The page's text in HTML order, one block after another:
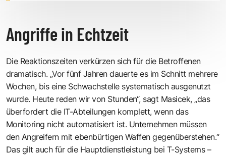
Angriffe in Echtzeit
Die Reaktionszeiten verkürzen sich für die Betroffenen
dramatisch. „Vor fünf Jahren dauerte es im Schnitt mehrere
Wochen, bis eine Schwachstelle systematisch ausgenutzt
wurde. Heute reden wir von Stunden“, sagt Masicek, „das
überfordert die IT-Abteilungen komplett, wenn das
Monitoring nicht automatisiert ist. Unternehmen müssen
den Angreifern mit ebenbürtigen Waffen gegenüberstehen.“
Das gilt auch für die Hauptdienstleistung bei T-Systems –